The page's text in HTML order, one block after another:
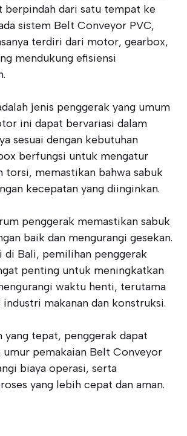
berpindah dari satu tempat ke
sistem Belt Conveyor PVC,
terdiri dari motor, gearbox,
mendukung efisiensi
jenis penggerak yang umum
ini dapat bervariasi dalam
sesuai dengan kebutuhan
berfungsi untuk mengatur
torsi, memastikan bahwa sabuk
kecepatan yang diinginkan.
penggerak memastikan sabuk
baik dan mengurangi gesekan.
di Bali, pemilihan penggerak
penting untuk meningkatkan
waktu henti, terutama
makanan dan konstruksi.
yang tepat, penggerak dapat
umur pemakaian Belt Conveyor
biaya operasi, serta
yang lebih cepat dan aman.